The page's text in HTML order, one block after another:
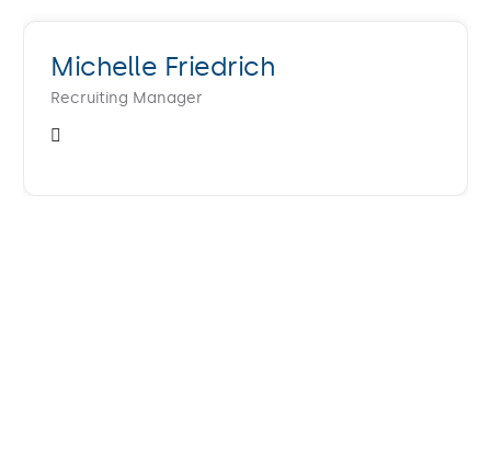
Michelle Friedrich
Recruiting Manager